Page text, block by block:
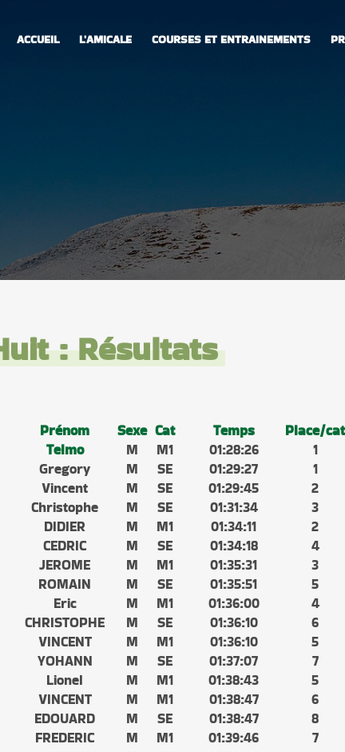
ACCUEIL L'AMICALE COURSES ET ENTRAINEMENTS
: Résultats
Prénom Sexe Cat Temps
Place/cat
Telmo M M1 01:28:26
1
Gregory M SE 01:29:27
1
Vincent M SE 01:29:45
2
Christophe M SE 01:31:34
3
DIDIER M M1 01:34:11
2
CEDRIC M SE 01:34:18
4
JEROME M M1 01:35:31
3
ROMAIN M SE 01:35:51
5
Eric M M1 01:36:00
4
CHRISTOPHE M SE 01:36:10
6
VINCENT M M1 01:36:10
5
YOHANN M SE 01:37:07
7
Lionel M M1 01:38:43
5
VINCENT M M1 01:38:47
6
EDOUARD M SE 01:38:47
8
FREDERIC M M1 01:39:46
7